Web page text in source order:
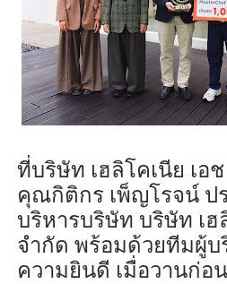
ที่บริษัท เฮลิโคเนีย เอ
คุณกิติกร เพ็ญโรจน์ ป
บริหารบริษัท บริษัท เฮ
จำกัด พร้อมด้วยทีมผู้บ
ความยินดี เมื่อวานก่อ